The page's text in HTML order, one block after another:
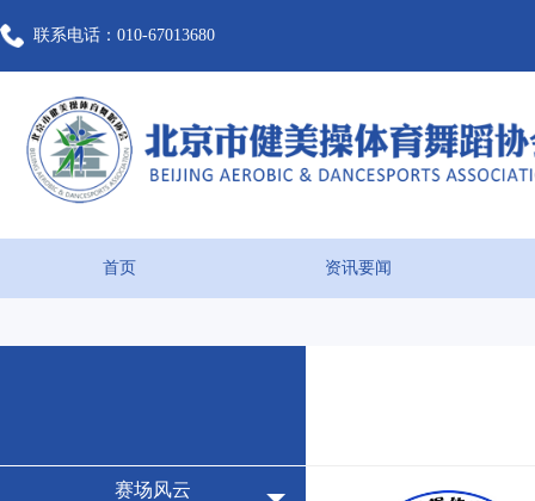
联系电话：010-67013680
首页 资讯要闻
赛场风云